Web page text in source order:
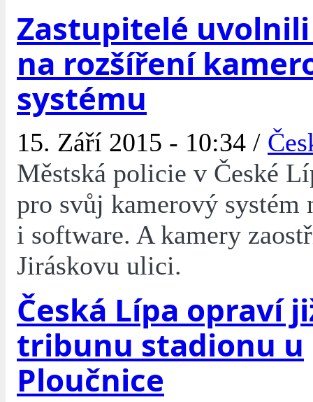
Zastupitelé
na rozšíření
systému
15. Září 2015 - 10:34 /
Městská policie v České
pro svůj kamerový systém
i software. A kamery
Jiráskovu ulici.
Česká Lípa opraví
tribunu stadionu u
Ploučnice